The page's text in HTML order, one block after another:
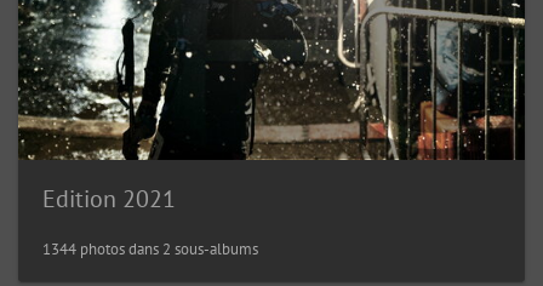
Edition 2021
1344 photos dans 2 sous-albums